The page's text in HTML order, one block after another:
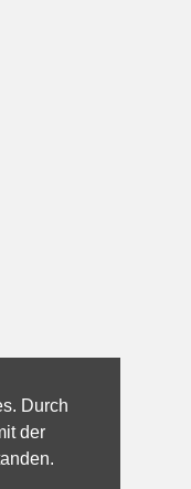
Durch
der